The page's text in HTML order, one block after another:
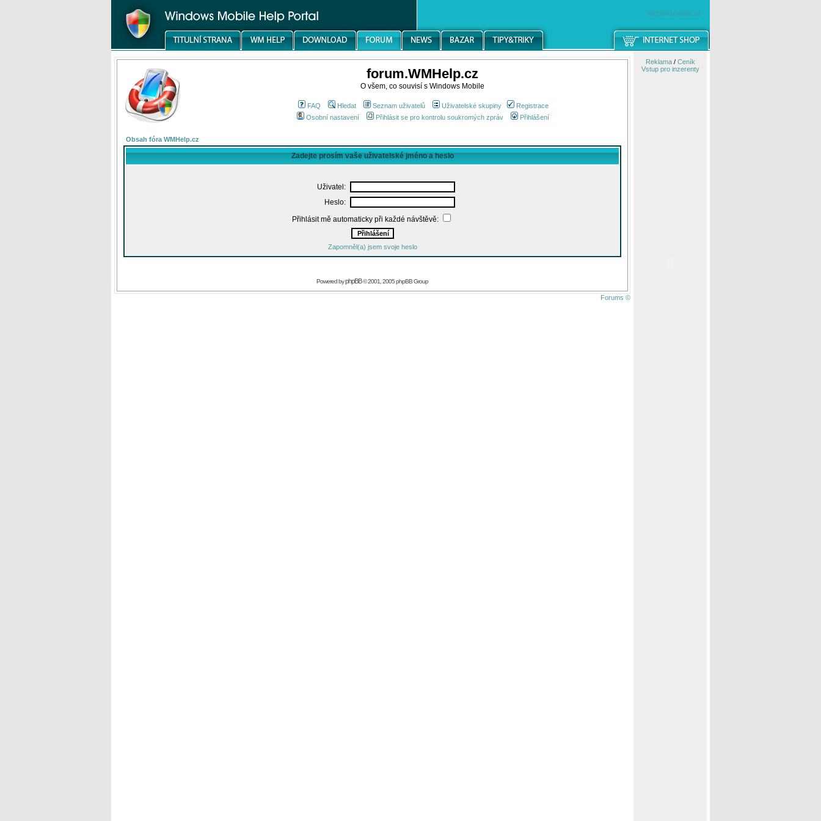
windowsmobile.cz
forum.WMHelp.cz
O všem, co souvisí s Windows Mobile
FAQ Hledat Seznam uživatelů Uživatelské skupiny
Registrace
Osobní nastavení
Přihlásit se pro kontrolu soukromých zpráv Přihlášení
Obsah fóra WMHelp.cz
Zadejte prosím vaše uživatelské jméno a heslo
Uživatel:
Heslo:
Přihlásit mě automaticky při každé návštěvě:
Zapomněl(a) jsem svoje heslo
Powered byphpBB© 2001, 2005 phpBB Group
Forums ©
Reklama/ Ceník
Vstup pro inzerenty